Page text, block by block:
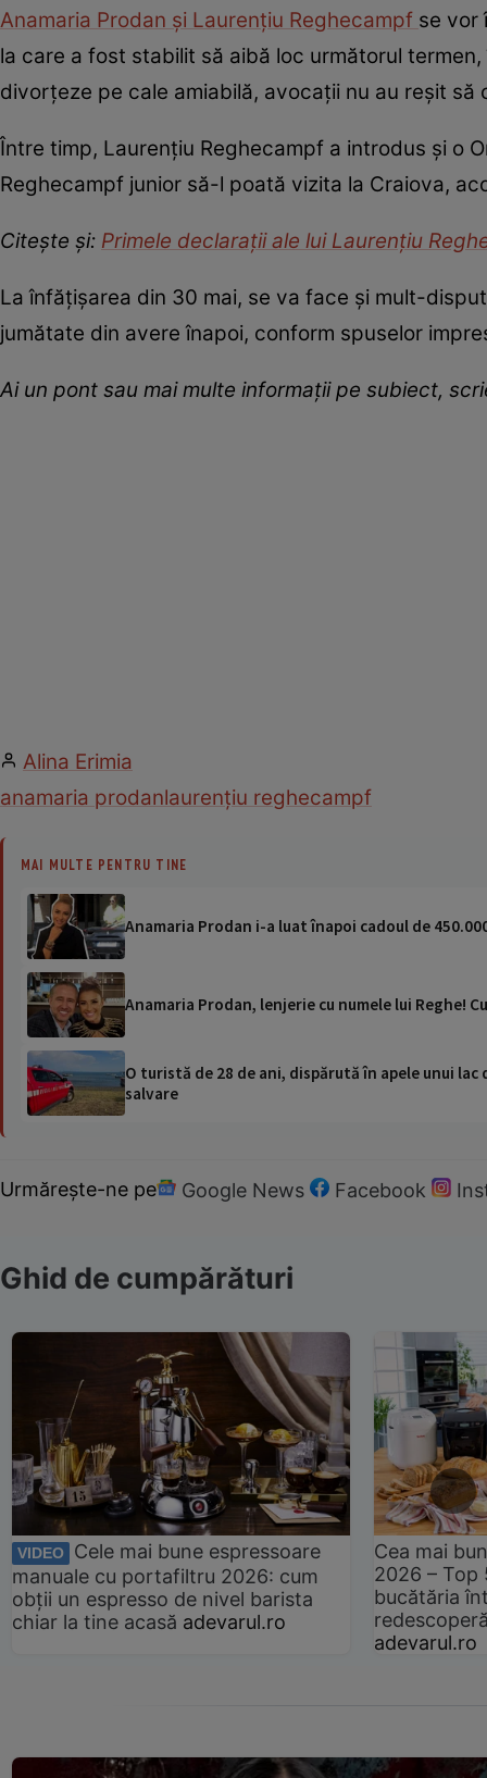
Anamaria Prodan și Laurențiu Reghecampf se vor
la care a fost stabilit să aibă loc următorul
divorțeze pe cale amiabilă, avocații nu au reșit
Între timp, Laurențiu Reghecampf a introdus și o
Reghecampf junior să-l poată vizita la Craiova,
Citește și: Primele declarații ale lui Laurențiu
La înfățișarea din 30 mai, se va face și mult-
jumătate din avere înapoi, conform spuselor
Ai un pont sau mai multe informații pe subiect,
Alina Erimia
anamaria prodanlaurențiu reghecampf
MAI MULTE PENTRU TINE
Anamaria Prodan i-a luat înapoi cadoul de
Anamaria Prodan, lenjerie cu numele lui Reghe!
O turistă de 28 de ani, dispărută în apele unui
salvare
Urmărește-ne pe Google News Facebook
Ghid de cumpărături
VIDEO
Cele mai bune espressoare
manuale cu portafiltru 2026: cum
obții un espresso de nivel barista
chiar la tine acasă adevarul.ro
Cea mai
2026 –
bucătăria
adevarul.ro